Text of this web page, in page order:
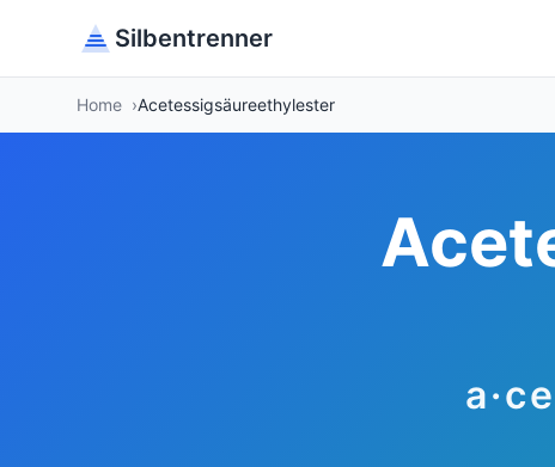
Silbentrenner
Home Acetessigsäureethylester